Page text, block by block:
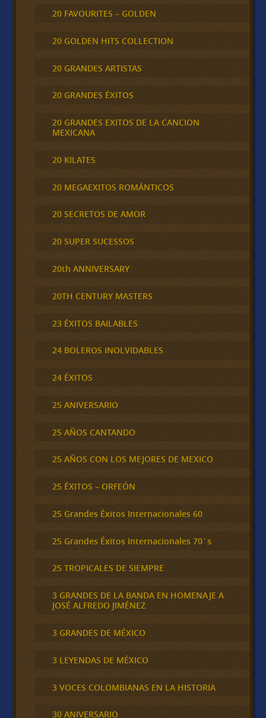
20 FAVOURITES – GOLDEN
20 GOLDEN HITS COLLECTION
20 GRANDES ARTISTAS
20 GRANDES ÉXITOS
20 GRANDES EXITOS DE LA CANCION
MEXICANA
20 KILATES
20 MEGAEXITOS ROMÁNTICOS
20 SECRETOS DE AMOR
20 SUPER SUCESSOS
20th ANNIVERSARY
20TH CENTURY MASTERS
23 ÉXITOS BAILABLES
24 BOLEROS INOLVIDABLES
24 ÉXITOS
25 ANIVERSARIO
25 AÑOS CANTANDO
25 AÑOS CON LOS MEJORES DE MEXICO
25 ÉXITOS – ORFEÓN
25 Grandes Éxitos Internacionales 60
25 Grandes Éxitos Internacionales 70´s
25 TROPICALES DE SIEMPRE
3 GRANDES DE LA BANDA EN HOMENAJE A
JOSÉ ALFREDO JIMÉNEZ
3 GRANDES DE MÉXICO
3 LEYENDAS DE MÉXICO
3 VOCES COLOMBIANAS EN LA HISTORIA
30 ANIVERSARIO